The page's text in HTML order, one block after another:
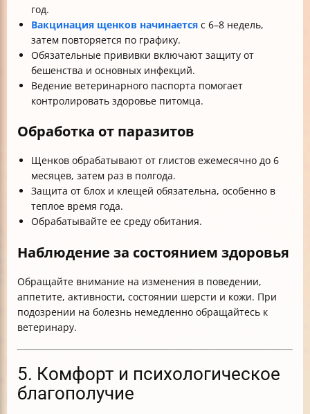
год.
Вакцинация щенков начинается с 6–8 недель,
затем повторяется по графику.
Обязательные прививки включают защиту от
бешенства и основных инфекций.
Ведение ветеринарного паспорта помогает
контролировать здоровье питомца.
Обработка от паразитов
Щенков обрабатывают от глистов ежемесячно до 6
месяцев, затем раз в полгода.
Защита от блох и клещей обязательна, особенно в
теплое время года.
Обрабатывайте ее среду обитания.
Наблюдение за состоянием здоровья
Обращайте внимание на изменения в поведении,
аппетите, активности, состоянии шерсти и кожи. При
подозрении на болезнь немедленно обращайтесь к
ветеринару.
5. Комфорт и психологическое
благополучие